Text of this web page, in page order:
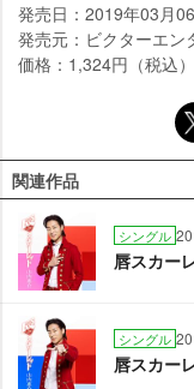
発売日：2019年03月
発売元：ビクターエン
価格：1,324円（税込）
関連作品
シングル
唇スカー
シングル
唇スカー